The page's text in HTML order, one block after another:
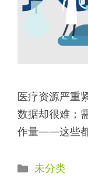
医疗资源严重
数据却很难；
作量——这些
Categories
未分类